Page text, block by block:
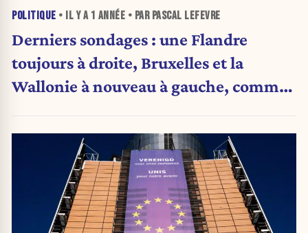
POLITIQUE • IL Y A 1 ANNÉE • PAR PASCAL LEFEVRE
Derniers sondages : une Flandre
toujours à droite, Bruxelles et la
Wallonie à nouveau à gauche, comme